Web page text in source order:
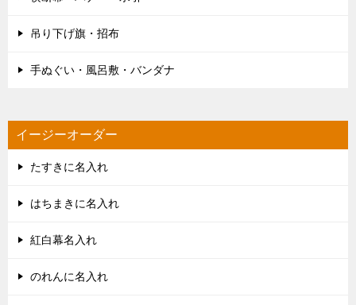
吊り下げ旗・招布
手ぬぐい・風呂敷・バンダナ
イージーオーダー
たすきに名入れ
はちまきに名入れ
紅白幕名入れ
のれんに名入れ